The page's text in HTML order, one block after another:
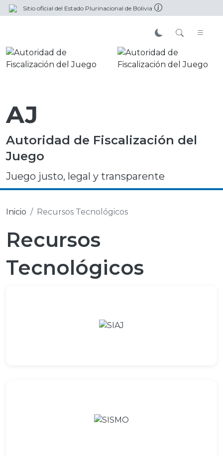
Sitio oficial del Estado Plurinacional de Bolivia
AJ
Autoridad de Fiscalización del
Juego
Juego justo, legal y transparente
Inicio Recursos Tecnológicos
Recursos
Tecnológicos